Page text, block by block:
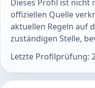
Dieses Profil ist nicht
offiziellen Quelle
aktuellen Regeln auf
zuständigen Stelle,
Letzte Profilprüfung: